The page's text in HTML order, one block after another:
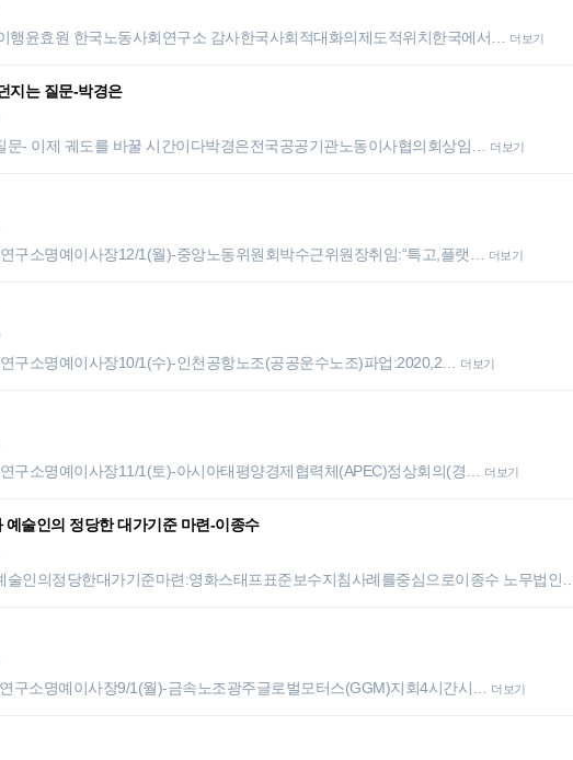
이행윤효원 한국노동사회연구소 감사한국사회적대화의제도적위치한국에서…
더보기
지는 질문-박경은
문- 이제 궤도를 바꿀 시간이다박경은전국공공기관노동이사협의회상임…
더보기
구소명예이사장12/1(월)-중앙노동위원회박수근위원장취임:“특고,플랫…
더보기
구소명예이사장10/1(수)-인천공항노조(공공운수노조)파업:2020,2…
더보기
구소명예이사장11/1(토)-아시아태평양경제협력체(APEC)정상회의(경…
더보기
술인의 정당한 대가기준 마련-이종수
술인의정당한대가기준마련:영화스태프표준보수지침사례를중심으로이종수 노무법인…
구소명예이사장9/1(월)-금속노조광주글로벌모터스(GGM)지회4시간시…
더보기